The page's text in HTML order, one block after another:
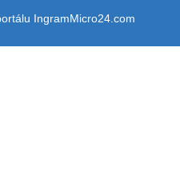
IngramMicro24.com